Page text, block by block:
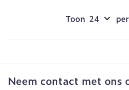
Toon
Neem contact met ons